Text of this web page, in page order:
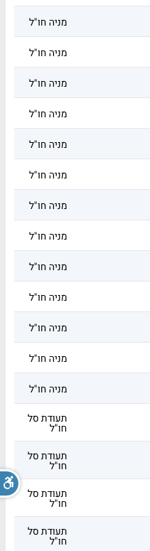
מניה חו"ל
מניה חו"ל
מניה חו"ל
מניה חו"ל
מניה חו"ל
מניה חו"ל
מניה חו"ל
מניה חו"ל
מניה חו"ל
מניה חו"ל
מניה חו"ל
מניה חו"ל
מניה חו"ל
תעודת סל
חו"ל
תעודת סל
חו"ל
תעודת סל
חו"ל
תעודת סל
חו"ל